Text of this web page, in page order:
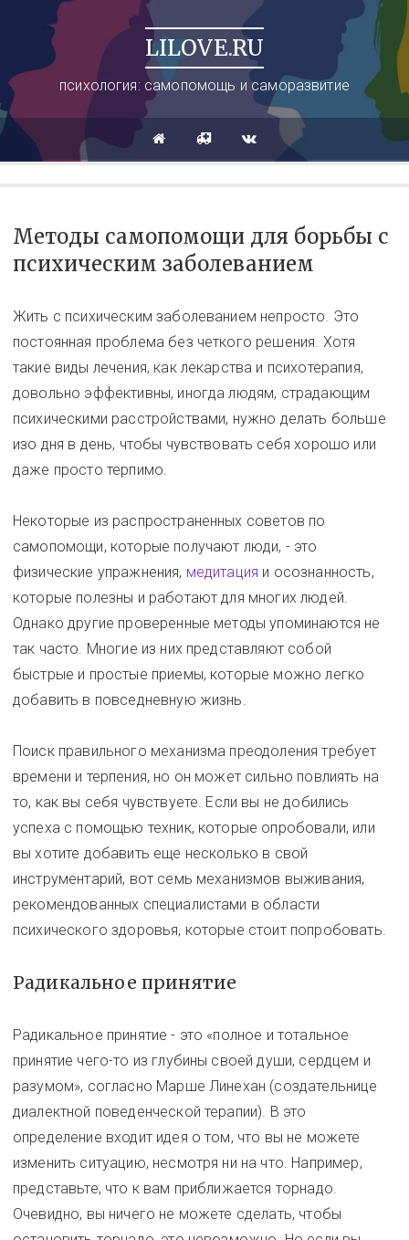
LILOVE.RU
психология: самопомощь и саморазвитие
Методы самопомощи для борьбы с
психическим заболеванием
Жить с психическим заболеванием непросто. Это
постоянная проблема без четкого решения. Хотя
такие виды лечения, как лекарства и психотерапия,
довольно эффективны, иногда людям, страдающим
психическими расстройствами, нужно делать больше
изо дня в день, чтобы чувствовать себя хорошо или
даже просто терпимо.
Некоторые из распространенных советов по
самопомощи, которые получают люди, - это
физические упражнения, медитация и осознанность,
которые полезны и работают для многих людей.
Однако другие проверенные методы упоминаются не
так часто. Многие из них представляют собой
быстрые и простые приемы, которые можно легко
добавить в повседневную жизнь.
Поиск правильного механизма преодоления требует
времени и терпения, но он может сильно повлиять на
то, как вы себя чувствуете. Если вы не добились
успеха с помощью техник, которые опробовали, или
вы хотите добавить еще несколько в свой
инструментарий, вот семь механизмов выживания,
рекомендованных специалистами в области
психического здоровья, которые стоит попробовать.
Радикальное принятие
Радикальное принятие - это «полное и тотальное
принятие чего-то из глубины своей души, сердцем и
разумом», согласно Марше Линехан (создательнице
диалектной поведенческой терапии). В это
определение входит идея о том, что вы не можете
изменить ситуацию, несмотря ни на что. Например,
представьте, что к вам приближается торнадо.
Очевидно, вы ничего не можете сделать, чтобы